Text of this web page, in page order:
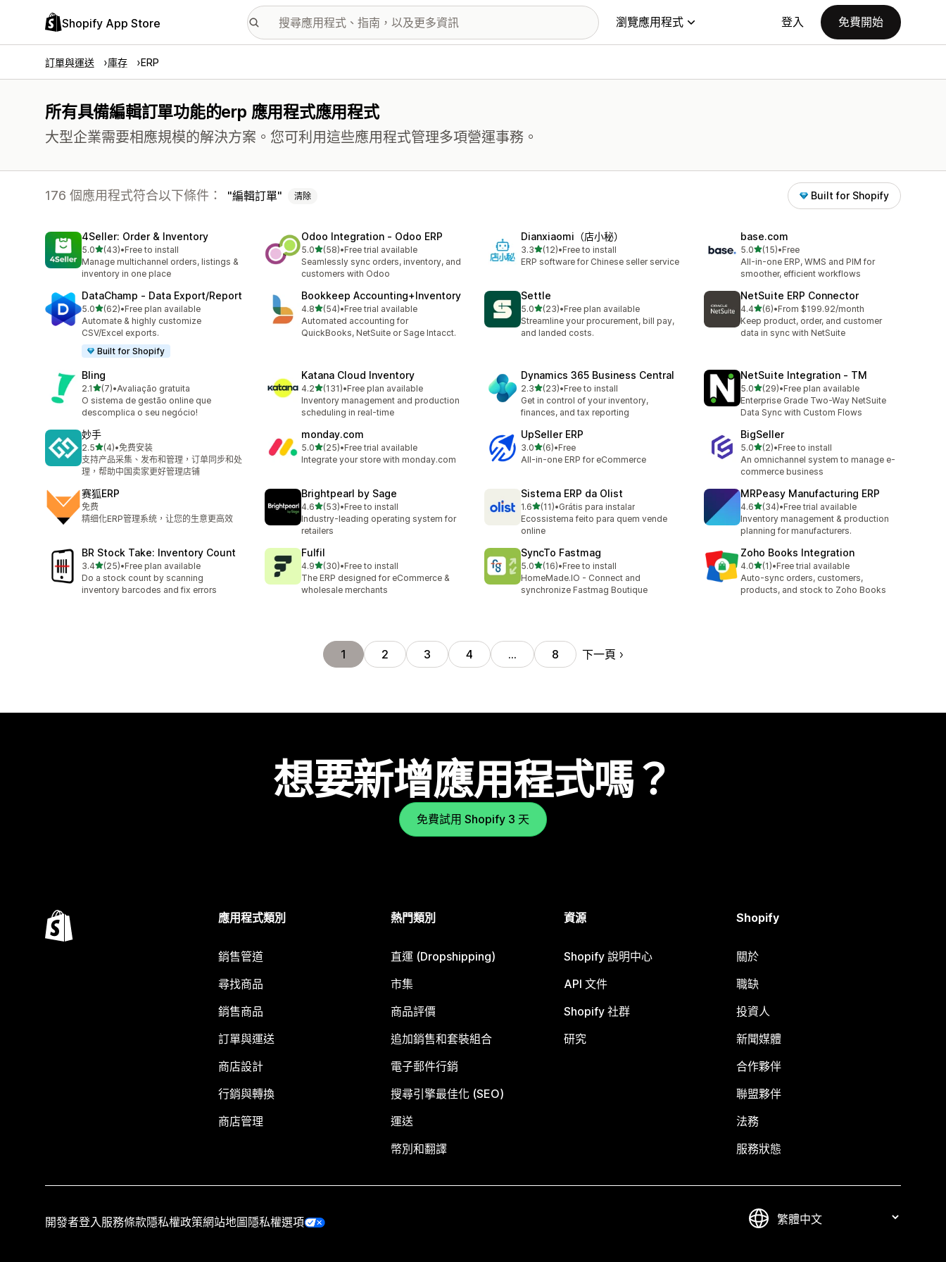
Shopify App Store 瀏覽應用程式 登入 免費開始
訂單與運送 庫存 ERP
所有具備編輯訂單功能的erp 應用程式應用程式
大型企業需要相應規模的解決方案。您可利用這些應用程式管理多項營運事務。
176 個應用程式符合以下條件： 編輯訂單 清除 Built for Shopify
4Seller: Order & Inventory
5.0滿分 5 顆星
(43)
共有 43 則評價
•Free to install
Manage multichannel orders, listings &
inventory in one place
Odoo Integration ‑ Odoo ERP
5.0滿分 5 顆星
(58)
共有 58 則評價
•Free trial available
Seamlessly sync orders, inventory, and
customers with Odoo
Dianxiaomi（店小秘）
3.3滿分 5 顆星
(12)
共有 12 則評價
•Free to install
ERP software for Chinese seller service
base.com
5.0滿分 5 顆星
(15)
共有 15 則評價
•Free
All-in-one ERP, WMS and PIM for
smoother, efficient workflows
DataChamp ‑ Data Export/Report
5.0滿分 5 顆星
(62)
共有 62 則評價
•Free plan available
Automate & highly customize
CSV/Excel exports.
Built for Shopify
Bookkeep Accounting+Inventory
4.8滿分 5 顆星
(54)
共有 54 則評價
•Free trial available
Automated accounting for
QuickBooks, NetSuite or Sage Intacct.
Settle
5.0滿分 5 顆星
(23)
共有 23 則評價
•Free plan available
Streamline your procurement, bill pay,
and landed costs.
NetSuite ERP Connector
4.4滿分 5 顆星
(6)
共有 6 則評價
•From $199.92/month
Keep product, order, and customer
data in sync with NetSuite
Bling
2.1滿分 5 顆星
(7)
共有 7 則評價
•Avaliação gratuita
O sistema de gestão online que
descomplica o seu negócio!
Katana Cloud Inventory
4.2滿分 5 顆星
(131)
共有 131 則評價
•Free plan available
Inventory management and production
scheduling in real-time
Dynamics 365 Business Central
2.3滿分 5 顆星
(23)
共有 23 則評價
•Free to install
Get in control of your inventory,
finances, and tax reporting
NetSuite Integration ‑ TM
5.0滿分 5 顆星
(29)
共有 29 則評價
•Free plan available
Enterprise Grade Two-Way NetSuite
Data Sync with Custom Flows
妙手
2.5滿分 5 顆星
(4)
共有 4 則評價
•免费安装
支持产品采集、发布和管理，订单同步和处
理，帮助中国卖家更好管理店铺
monday.com
5.0滿分 5 顆星
(25)
共有 25 則評價
•Free trial available
Integrate your store with monday.com
UpSeller ERP
3.0滿分 5 顆星
(6)
共有 6 則評價
•Free
All-in-one ERP for eCommerce
BigSeller
5.0滿分 5 顆星
(2)
共有 2 則評價
•Free to install
An omnichannel system to manage e-
commerce business
赛狐ERP
免费
精细化ERP管理系统，让您的生意更高效
Brightpearl by Sage
4.6滿分 5 顆星
(53)
共有 53 則評價
•Free to install
Industry-leading operating system for
retailers
Sistema ERP da Olist
1.6滿分 5 顆星
(11)
共有 11 則評價
•Grátis para instalar
Ecossistema feito para quem vende
online
MRPeasy Manufacturing ERP
4.6滿分 5 顆星
(34)
共有 34 則評價
•Free trial available
Inventory management & production
planning for manufacturers.
BR Stock Take: Inventory Count
3.4滿分 5 顆星
(25)
共有 25 則評價
•Free plan available
Do a stock count by scanning
inventory barcodes and fix errors
Fulfil
4.9滿分 5 顆星
(30)
共有 30 則評價
•Free to install
The ERP designed for eCommerce &
wholesale merchants
SyncTo Fastmag
5.0滿分 5 顆星
(16)
共有 16 則評價
•Free to install
HomeMade.IO - Connect and
synchronize Fastmag Boutique
Zoho Books Integration
4.0滿分 5 顆星
(1)
共有 1 則評價
•Free trial available
Auto-sync orders, customers,
products, and stock to Zoho Books
1 2 3 4 … 8 下一頁
想要新增應用程式嗎？
免費試用 Shopify 3 天
應用程式類別
銷售管道
尋找商品
銷售商品
訂單與運送
商店設計
行銷與轉換
商店管理
熱門類別
直運 (Dropshipping)
市集
商品評價
追加銷售和套裝組合
電子郵件行銷
搜尋引擎最佳化 (SEO)
運送
幣別和翻譯
資源
Shopify 說明中心
API 文件
Shopify 社群
研究
Shopify
關於
職缺
投資人
新聞媒體
合作夥伴
聯盟夥伴
法務
服務狀態
開發者登入服務條款隱私權政策網站地圖 隱私權選項